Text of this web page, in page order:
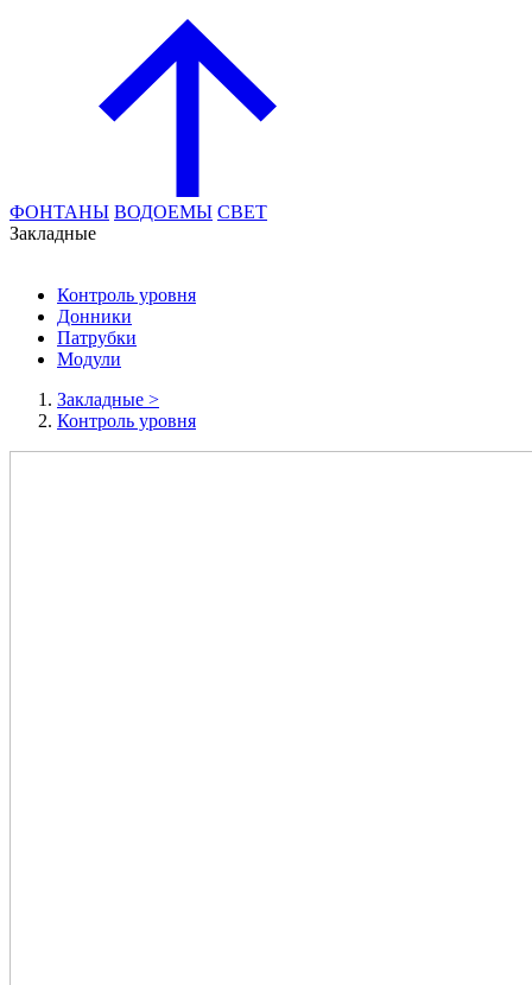
ФОНТАНЫ ВОДОЕМЫ СВЕТ
Закладные
Контроль уровня
Донники
Патрубки
Модули
Закладные >
Контроль уровня